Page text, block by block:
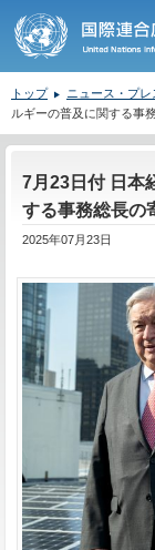
トップ ニュース・プレ
ルギーの普及に関する事
7月23日付 日本
する事務総長の
2025年07月23日